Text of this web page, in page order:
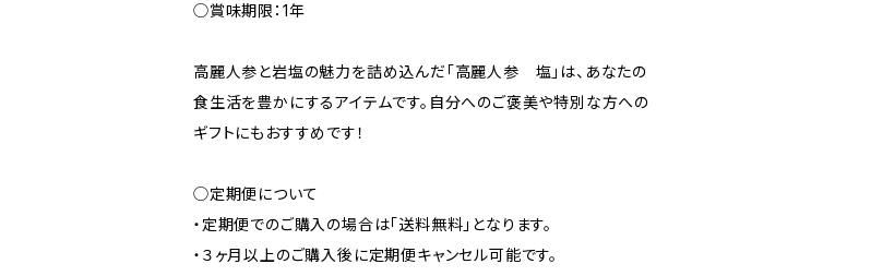
◯賞味期限：1年
高麗人参と岩塩の魅力を詰め込んだ「高麗人参 塩」は、あなたの
食生活を豊かにするアイテムです。自分へのご褒美や特別な方への
ギフトにもおすすめです！
◯定期便について
・定期便でのご購入の場合は「送料無料」となります。
・３ヶ月以上のご購入後に定期便キャンセル可能です。